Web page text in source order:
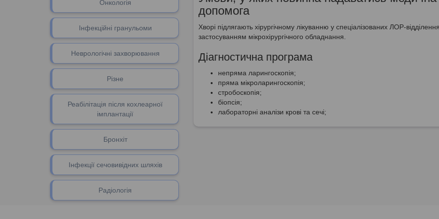
Онкологія
Інфекційні гранульоми
Неврологічні захворювання
Різне
Реабілітація після кохлеарної
імплантації
Бронхіт
Інфекції сечовивідних шляхів
Радіологія
допомога
Хворі підлягають хірургічному лікуванню у спеціалізованих ЛОР-
застосуванням мікрохірургічного обладнання.
Діагностична програма
непряма ларингоскопія;
пряма мікроларингоскопія;
стробоскопія;
біопсія;
лабораторні аналізи крові та сечі;